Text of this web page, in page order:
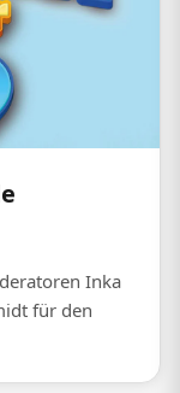
Inka
für den